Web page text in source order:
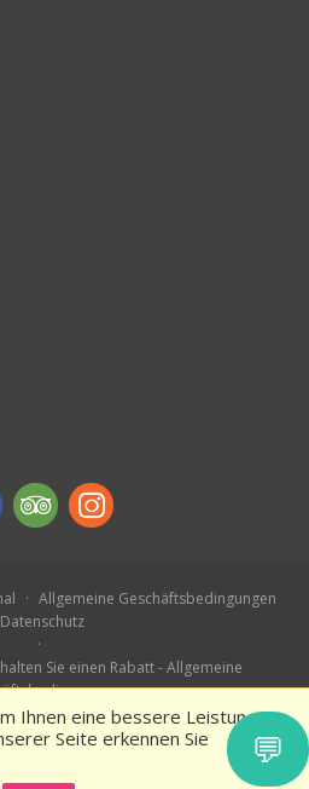
Ihnen eine bessere Leistung zu
Seite erkennen Sie
Allgemeine Geschäftsbedingungen
Datenschutz
Sie einen Rabatt - Allgemeine
💬